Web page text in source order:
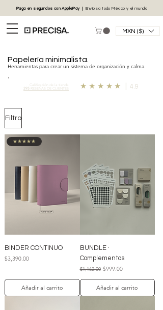
Paga en segundos conApplePay| Envíosa todo México y el mundo
MXN ($)
Papelería minimalista.
Herramientas para crear un sistema de organización y calma.
Calificación de la tienda
295 RESEÑAS DE CLIENTES ★★★★★ 4.9
Filtro
★★★★★
BINDER CONTINUO
Precio
$3,390.00
Añadir al carrito
BUNDLE ·
Complementos
Precio
$1,162.00 Precio de oferta
$999.00
Añadir al carrito